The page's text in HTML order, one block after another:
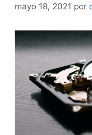
mayo 18, 2021 por